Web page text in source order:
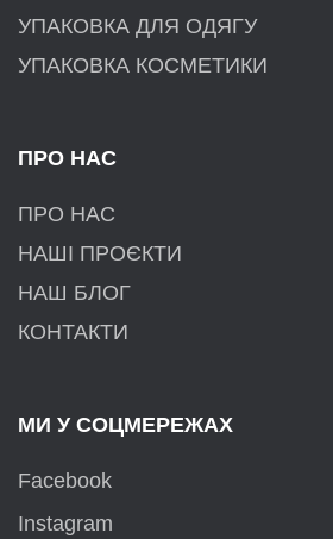
УПАКОВКА ДЛЯ ОДЯГУ
УПАКОВКА КОСМЕТИКИ
ПРО НАС
ПРО НАС
НАШІ ПРОЄКТИ
НАШ БЛОГ
КОНТАКТИ
МИ У СОЦМЕРЕЖАХ
Facebook
Instagram